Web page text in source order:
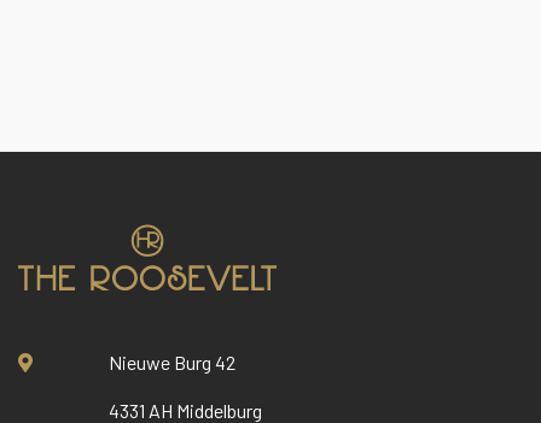
Nieuwe Burg 42
4331 AH Middelburg